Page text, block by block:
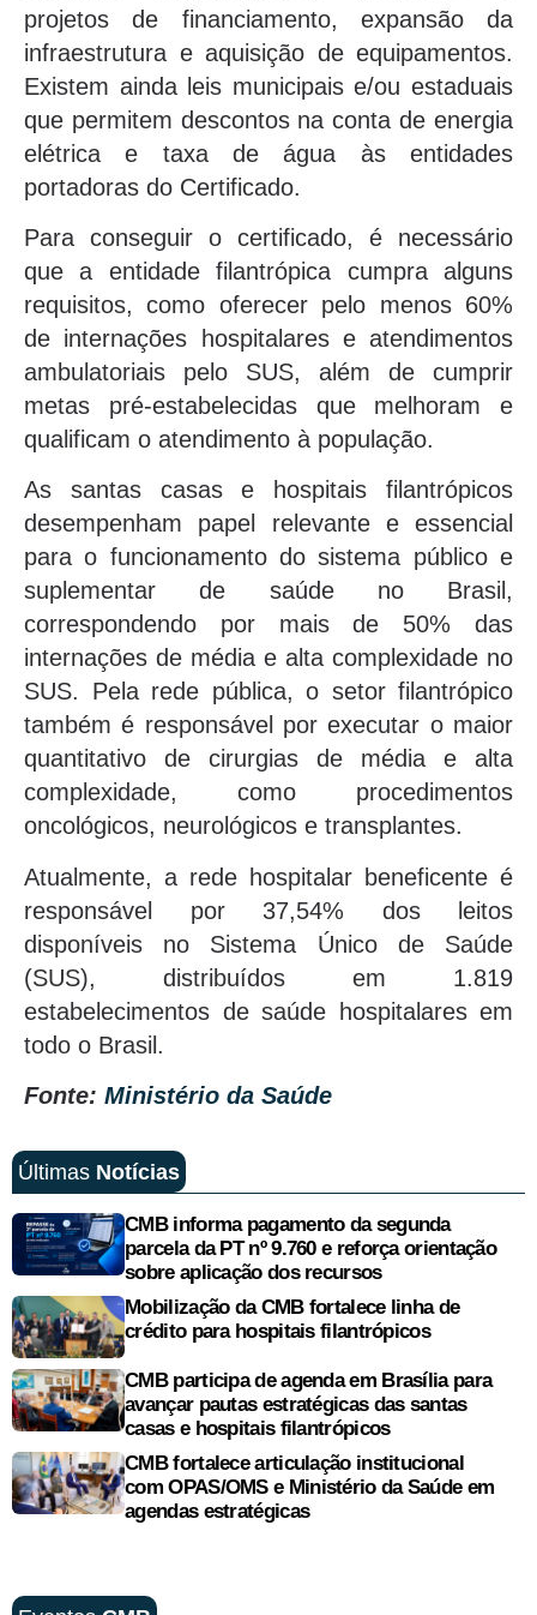
projetos de financiamento, expansão da
infraestrutura e aquisição de equipamentos.
Existem ainda leis municipais e/ou estaduais
que permitem descontos na conta de energia
elétrica e taxa de água às entidades
portadoras do Certificado.
Para conseguir o certificado, é necessário
que a entidade filantrópica cumpra alguns
requisitos, como oferecer pelo menos 60%
de internações hospitalares e atendimentos
ambulatoriais pelo SUS, além de cumprir
metas pré-estabelecidas que melhoram e
qualificam o atendimento à população.
As santas casas e hospitais filantrópicos
desempenham papel relevante e essencial
para o funcionamento do sistema público e
suplementar de saúde no Brasil,
correspondendo por mais de 50% das
internações de média e alta complexidade no
SUS. Pela rede pública, o setor filantrópico
também é responsável por executar o maior
quantitativo de cirurgias de média e alta
complexidade, como procedimentos
oncológicos, neurológicos e transplantes.
Atualmente, a rede hospitalar beneficente é
responsável por 37,54% dos leitos
disponíveis no Sistema Único de Saúde
(SUS), distribuídos em 1.819
estabelecimentos de saúde hospitalares em
todo o Brasil.
Fonte: Ministério da Saúde
Últimas Notícias
CMB informa pagamento da segunda
parcela da PT nº 9.760 e reforça orientação
sobre aplicação dos recursos
Mobilização da CMB fortalece linha de
crédito para hospitais filantrópicos
CMB participa de agenda em Brasília para
avançar pautas estratégicas das santas
casas e hospitais filantrópicos
CMB fortalece articulação institucional
com OPAS/OMS e Ministério da Saúde em
agendas estratégicas